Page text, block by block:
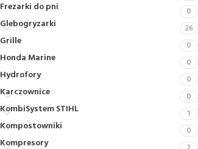
Frezarki do pni 0
Glebogryzarki 26
Grille 0
Honda Marine 0
Hydrofory 0
Karczownice 0
KombiSystem STIHL 1
Kompostowniki 0
Kompresory